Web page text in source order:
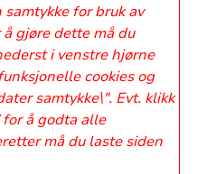
for bruk av
gjøre dette må du
i venstre hjørne
cookies og
samtykke\". Evt. klikk
å godta alle
må du laste siden